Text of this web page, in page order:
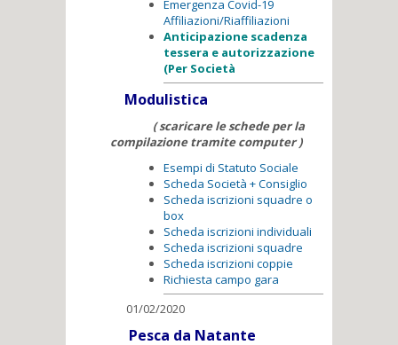
Emergenza Covid-19
Affiliazioni/Riaffiliazioni
Anticipazione scadenza
tessera e autorizzazione
(Per Società
Modulistica
( scaricare le schede per la
compilazione tramite computer )
Esempi di Statuto Sociale
Scheda Società + Consiglio
Scheda iscrizioni squadre o
box
Scheda iscrizioni individuali
Scheda iscrizioni squadre
Scheda iscrizioni coppie
Richiesta campo gara
01/02/2020
Pesca da Natante